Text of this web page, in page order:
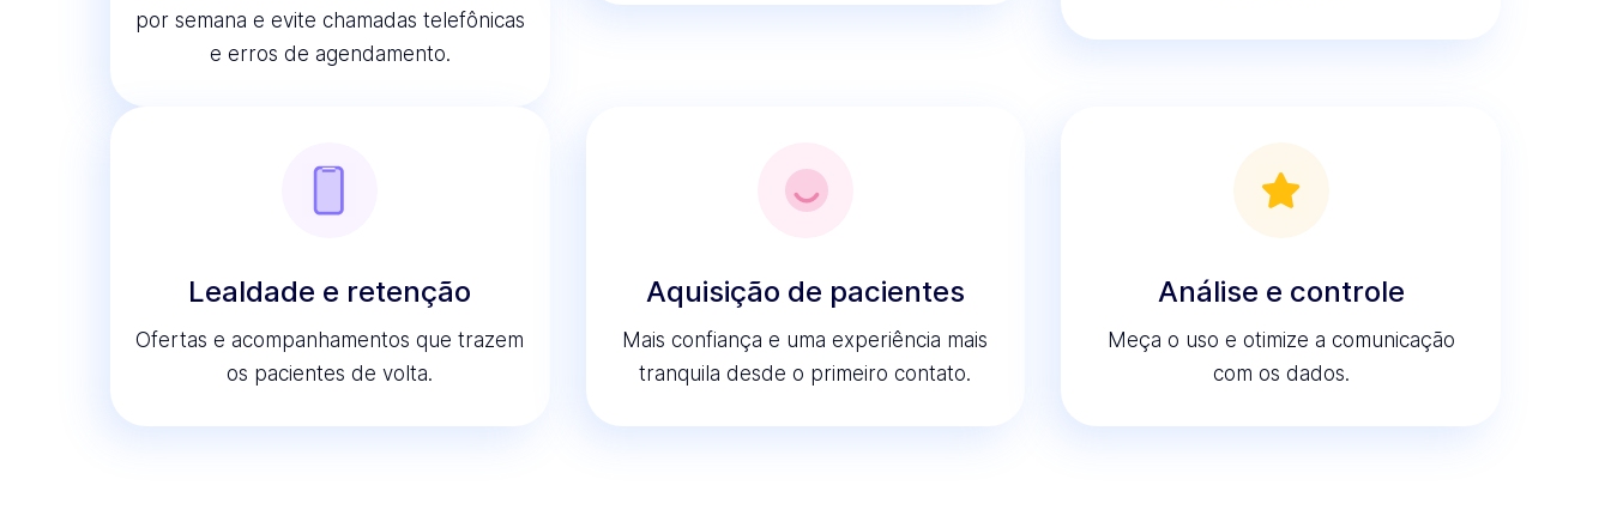
por semana e evite chamadas telefônicas
e erros de agendamento.
Lealdade e retenção
Ofertas e acompanhamentos que trazem
os pacientes de volta.
Aquisição de pacientes
Mais confiança e uma experiência mais
tranquila desde o primeiro contato.
Análise e controle
Meça o uso e otimize a comunicação
com os dados.